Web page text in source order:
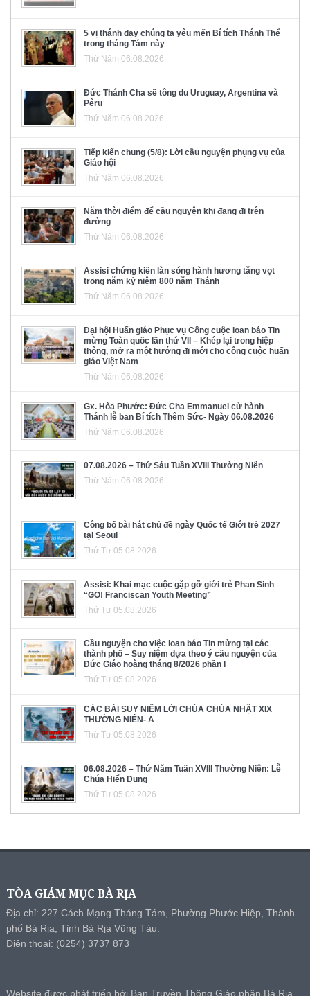
5 vị thánh dạy chúng ta yêu mến Bí tích Thánh Thể
trong tháng Tám này
Thứ Năm 06.08.2026
Đức Thánh Cha sẽ tông du Uruguay, Argentina và
Pêru
Thứ Năm 06.08.2026
Tiếp kiến chung (5/8): Lời cầu nguyện phụng vụ của
Giáo hội
Thứ Năm 06.08.2026
Năm thời điểm để cầu nguyện khi đang đi trên
đường
Thứ Năm 06.08.2026
Assisi chứng kiến làn sóng hành hương tăng vọt
trong năm kỷ niệm 800 năm Thánh
Thứ Năm 06.08.2026
Đại hội Huấn giáo Phục vụ Công cuộc loan báo Tin
mừng Toàn quốc lần thứ VII – Khép lại trong hiệp
thông, mở ra một hướng đi mới cho công cuộc huấn
giáo Việt Nam
Thứ Năm 06.08.2026
Gx. Hòa Phước: Đức Cha Emmanuel cử hành
Thánh lễ ban Bí tích Thêm Sức- Ngày 06.08.2026
Thứ Năm 06.08.2026
07.08.2026 – Thứ Sáu Tuần XVIII Thường Niên
Thứ Năm 06.08.2026
Công bố bài hát chủ đề ngày Quốc tế Giới trẻ 2027
tại Seoul
Thứ Tư 05.08.2026
Assisi: Khai mạc cuộc gặp gỡ giới trẻ Phan Sinh
“GO! Franciscan Youth Meeting”
Thứ Tư 05.08.2026
Cầu nguyện cho việc loan báo Tin mừng tại các
thành phố – Suy niệm dựa theo ý cầu nguyện của
Đức Giáo hoàng tháng 8/2026 phần I
Thứ Tư 05.08.2026
CÁC BÀI SUY NIỆM LỜI CHÚA CHÚA NHẬT XIX
THƯỜNG NIÊN- A
Thứ Tư 05.08.2026
06.08.2026 – Thứ Năm Tuần XVIII Thường Niên: Lễ
Chúa Hiển Dung
Thứ Tư 05.08.2026
TÒA GIÁM MỤC BÀ RỊA
Địa chỉ: 227 Cách Mạng Tháng Tám, Phường Phước Hiệp, Thành
phố Bà Rịa, Tỉnh Bà Rịa Vũng Tàu.
Điện thoại: (0254) 3737 873
Website được phát triển bởi Ban Truyền Thông Giáo phận Bà Rịa.